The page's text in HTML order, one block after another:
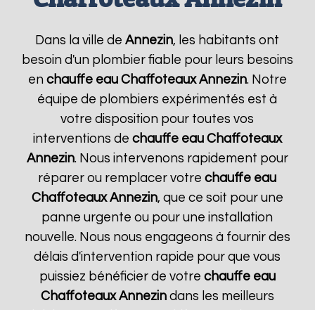
Dans la ville deAnnezin, les habitants ont
besoin d'un plombier fiable pour leurs besoins
en chauffe eau Chaffoteaux Annezin. Notre
équipe de plombiers expérimentés est à
votre disposition pour toutes vos
interventions de chauffe eau Chaffoteaux
Annezin. Nous intervenons rapidement pour
réparer ou remplacer votrechauffe eau
Chaffoteaux Annezin, que ce soit pour une
panne urgente ou pour une installation
nouvelle. Nous nous engageons à fournir des
délais d'intervention rapide pour que vous
puissiez bénéficier de votre chauffe eau
Chaffoteaux Annezindans les meilleurs